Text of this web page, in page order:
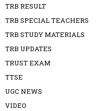
TRB RESULT
TRB SPECIAL TEACHERS
TRB STUDY MATERIALS
TRB UPDATES
TRUST EXAM
TTSE
UGC NEWS
VIDEO